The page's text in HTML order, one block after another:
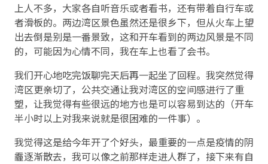
上人不多，大家各自听音乐或者看书，还有带着自行车或
者滑板的。两边湾区景色虽然还是很乡下，但从火车上望
出去倒是别是一番景致，这和开车看到的两边风景是不同
的，可能因为心情不同，我在车上也看了会书。
我们开心地吃完饭聊完天后再一起坐了回程。我突然觉得
湾区更亲切了，公共交通让我对湾区的空间感进行了重
塑，让我觉得有些很远的地方也是可以容易到达的（开车
半小时以上对我来说就是很困难的一件事）。
我觉得这是给今年开了个好头，最重要的一点是疫情的阴
霾逐渐散去，我可以像之前那样走进人群了，接下来有自